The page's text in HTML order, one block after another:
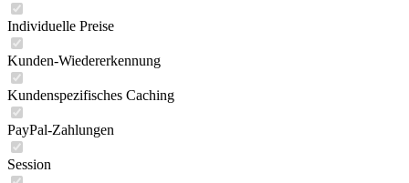
Individuelle Preise
Kunden-Wiedererkennung
Kundenspezifisches Caching
PayPal-Zahlungen
Session